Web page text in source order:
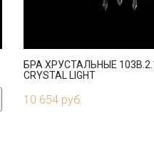
БРА ХРУСТАЛЬНЫЕ
CRYSTAL LIGHT
10 654 руб.